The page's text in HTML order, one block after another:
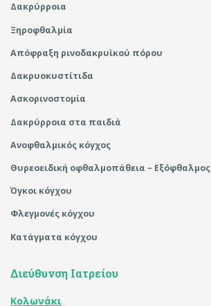
Δακρύρροια
Ξηροφθαλμία
Απόφραξη ρινοδακρυϊκού πόρου
Δακρυοκυστίτιδα
Ασκορινοστομία
Δακρύρροια στα παιδιά
Ανοφθαλμικός κόγχος
Θυρεοειδική οφθαλμοπάθεια – Εξόφθαλμος
Όγκοι κόγχου
Φλεγμονές κόγχου
Κατάγματα κόγχου
Διεύθυνση Ιατρείου
Κολωνάκι